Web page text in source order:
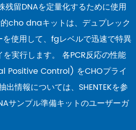
留DNAを定量化するために使用
cho dnaキットは、デュプレック
使用して、fgレベルで迅速で特異
実行します。 各PCR反応の性能
Positive Control) をCHOプライ
情報については、SHENTEKを参
サンプル準備キットのユーザーガ